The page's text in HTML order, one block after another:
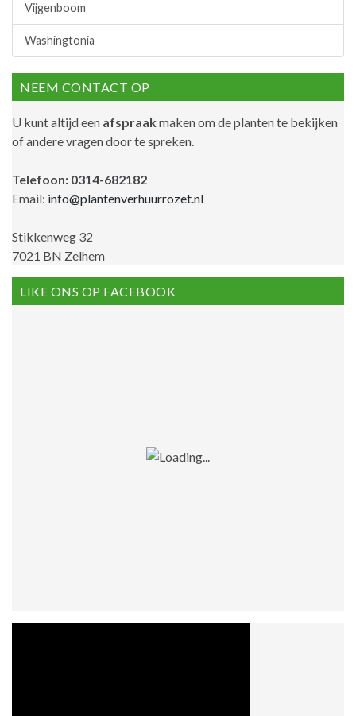
Vijgenboom
Washingtonia
NEEM CONTACT OP
U kunt altijd een afspraakmaken om de planten te bekijken
of andere vragen door te spreken.
Telefoon: 0314-682182
Email: info@plantenverhuurrozet.nl
Stikkenweg 32
7021 BN Zelhem
LIKE ONS OP FACEBOOK